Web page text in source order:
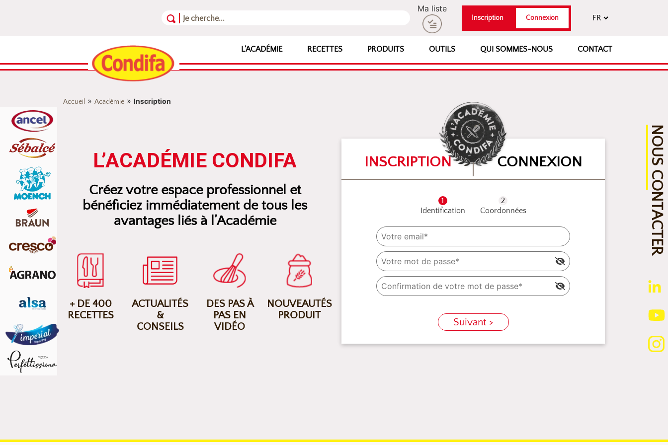
Ma liste
Inscription Connexion
L’ACADÉMIE RECETTES PRODUITS OUTILS QUI SOMMES-NOUS CONTACT
NOUS CONTACTER
Accueil » Académie » Inscription
L’ACADÉMIE CONDIFA
Créez votre espace professionnel et
bénéficiez immédiatement de tous les
avantages liés à l’Académie
+ DE 400
RECETTES
ACTUALITÉS
&
CONSEILS
DES PAS À
PAS EN
VIDÉO
NOUVEAUTÉS
PRODUIT
INSCRIPTION CONNEXION
Identification Coordonnées
Suivant >